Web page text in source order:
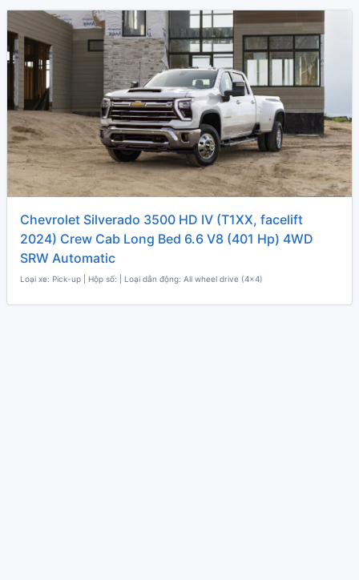
Chevrolet Silverado 3500 HD IV (T1XX, facelift
2024) Crew Cab Long Bed 6.6 V8 (401 Hp) 4WD
SRW Automatic
Loại xe: Pick-up | Hộp số: | Loại dẫn động: All wheel drive (4x4)